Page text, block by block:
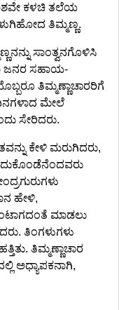
ಕಳಚಿ ತಲೆಯ
ತಿಮ್ಮಣ್ಣ.
ಸಾಂತ್ವನಗೊಳಿಸಿ
ಜನರ ಸಹಾಯ-
ತಿಮ್ಮಣ್ಣಾಚಾರರಿಗೆ
ಮೇಲೆ
ಸೇರಿದರು.
ಕೇಳಿ ಮರುಗಿದರು,
ಹೇಳಿ,
ಮಾಡಲು
ತಿಂಗಳುಗಳು
ತಿಮ್ಮಣ್ಣಾಚಾರ
ಅಧ್ಯಾಪಕನಾಗಿ,